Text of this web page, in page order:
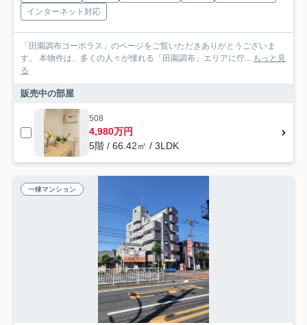
インターネット対応
「田園調布コーポラス」のページをご覧いただきありがとうございま
す。 本物件は、多くの人々が憧れる「田園調布」エリアに佇... もっと見
る
販売中の部屋
508
4,980万円
5階 / 66.42㎡ / 3LDK
一棟マンション